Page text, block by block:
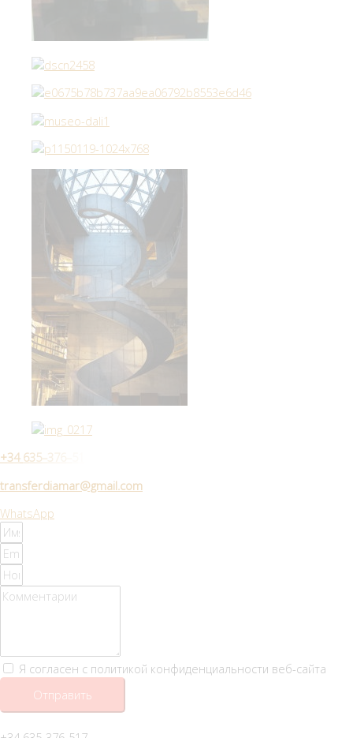
+34 635–3
transferdiamar@gmail.com
WhatsApp
Я согласен с политикой конфиденциальности веб-сайта
Отправить